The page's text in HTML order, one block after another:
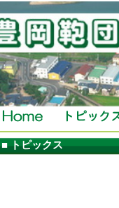
■ トピックス